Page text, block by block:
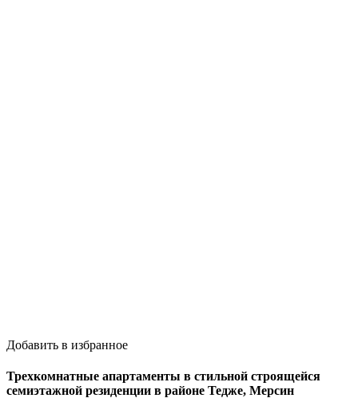
Добавить в избранное
Трехкомнатные апартаменты в стильной строящейся
семиэтажной резиденции в районе Тедже, Мерсин